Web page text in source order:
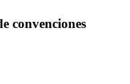
convenciones